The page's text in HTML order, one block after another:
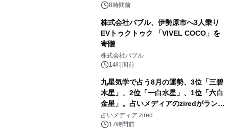
メニューが展開されます
8時間前
株式会社バブル、伊勢原市へ3人乗り
EVトゥクトゥク 「VIVEL COCO」を
寄贈
株式会社バブル
14時間前
九星気学で占う8月の運勢、3位「三碧
木星」、2位「一白水星」、1位「六白
金星」。占いメディアのziredがランキ
ングを発表
占いメディア zired
17時間前